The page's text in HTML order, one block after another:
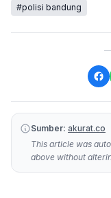
#polisi bandung
Sumber: akurat.co
This article was
above without